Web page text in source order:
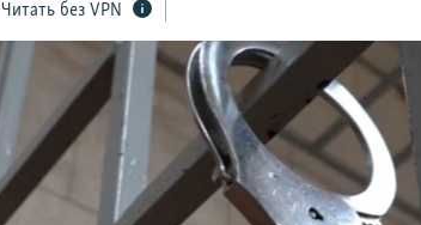
Читать без VPN